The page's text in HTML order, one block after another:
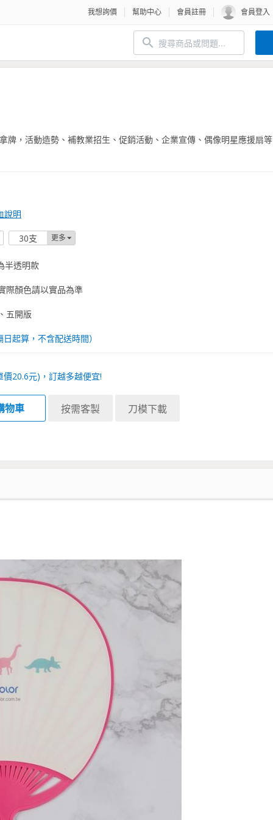
我想詢價 幫助中心 會員註冊 會員登入
牌，活動造勢、補教業招生、促銷活動、企業宣傳、偶像明星應援扇
說明
30支 更多
半透明款
際顏色請以實品為準
五開版
起算，不含配送時間）
價20.6元)，訂越多越便宜!
物車 按需客製 刀模下載